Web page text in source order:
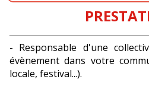
- Responsable d'une
évènement dans votre
locale, festival...).